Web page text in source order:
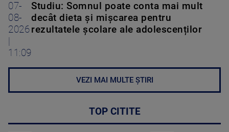
07-
08-
2026
11:09
Studiu: Somnul poate conta mai mult
decât dieta și mișcarea pentru
rezultatele școlare ale adolescenților
VEZI MAI MULTE ȘTIRI
TOP CITITE